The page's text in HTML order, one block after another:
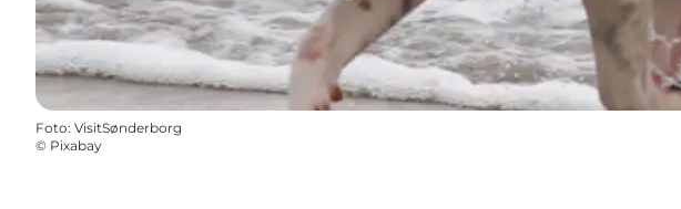
Foto: VisitSønderborg
© Pixabay